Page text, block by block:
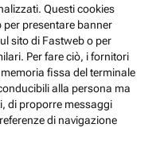
Questi cookies
presentare banner
sito di Fastweb o per
Per fare ciò, i fornitori
fissa del terminale
alla persona ma
di proporre messaggi
di navigazione